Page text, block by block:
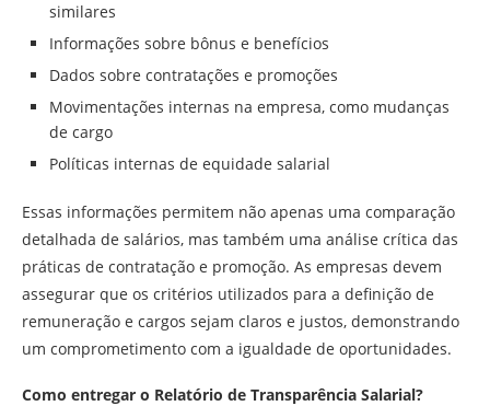
similares
Informações sobre bônus e benefícios
Dados sobre contratações e promoções
Movimentações internas na empresa, como mudanças
de cargo
Políticas internas de equidade salarial
Essas informações permitem não apenas uma comparação
detalhada de salários, mas também uma análise crítica das
práticas de contratação e promoção. As empresas devem
assegurar que os critérios utilizados para a definição de
remuneração e cargos sejam claros e justos, demonstrando
um comprometimento com a igualdade de oportunidades.
Como entregar o Relatório de Transparência Salarial?